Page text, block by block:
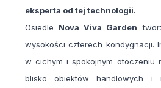
eksperta od tej technologii.
Osiedle Nova Viva Garden
wysokości czterech kondygnacji.
w cichym i spokojnym otoczeniu
blisko obiektów handlowych i